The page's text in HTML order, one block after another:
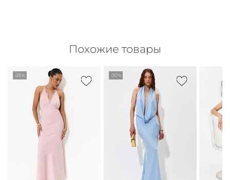
Похожие товары
-25% -30%